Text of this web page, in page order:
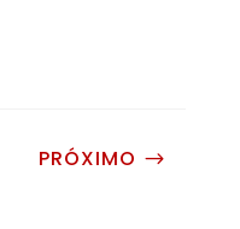
PRÓXIMO $